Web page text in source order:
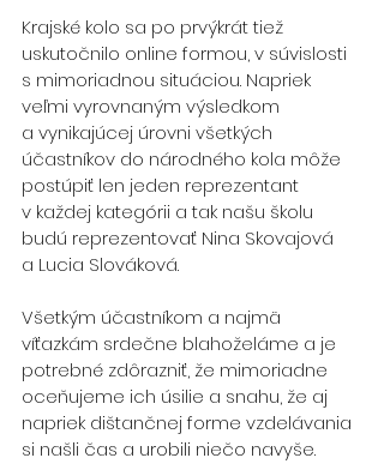
Krajské kolo sa po prvýkrát tiež
uskutočnilo online formou, v súvislosti
s mimoriadnou situáciou. Napriek
veľmi vyrovnaným výsledkom
a vynikajúcej úrovni všetkých
účastníkov do národného kola môže
postúpiť len jeden reprezentant
v každej kategórii a tak našu školu
budú reprezentovať Nina Skovajová
a Lucia Slováková.
Všetkým účastníkom a najmä
víťazkám srdečne blahoželáme a je
potrebné zdôrazniť, že mimoriadne
oceňujeme ich úsilie a snahu, že aj
napriek dištančnej forme vzdelávania
si našli čas a urobili niečo navyše.